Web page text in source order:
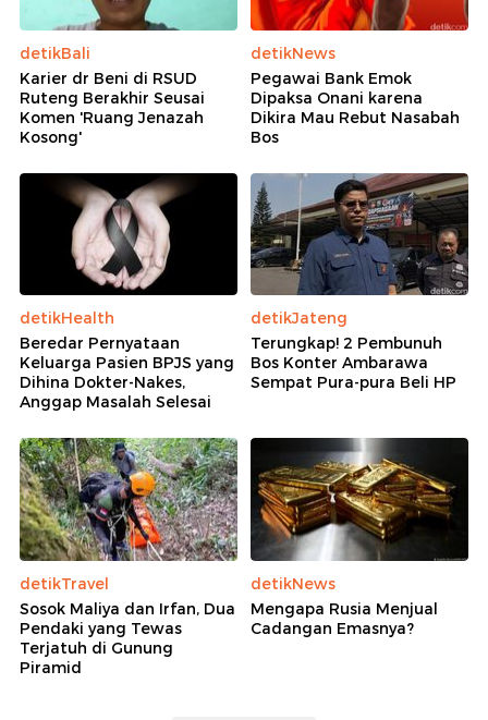
detikBali
Karier dr Beni di RSUD
Ruteng Berakhir Seusai
Komen 'Ruang Jenazah
Kosong'
detikNews
Pegawai Bank Emok
Dipaksa Onani karena
Dikira Mau Rebut Nasabah
Bos
detikHealth
Beredar Pernyataan
Keluarga Pasien BPJS yang
Dihina Dokter-Nakes,
Anggap Masalah Selesai
detikJateng
Terungkap! 2 Pembunuh
Bos Konter Ambarawa
Sempat Pura-pura Beli HP
detikTravel
Sosok Maliya dan Irfan, Dua
Pendaki yang Tewas
Terjatuh di Gunung
Piramid
detikNews
Mengapa Rusia Menjual
Cadangan Emasnya?